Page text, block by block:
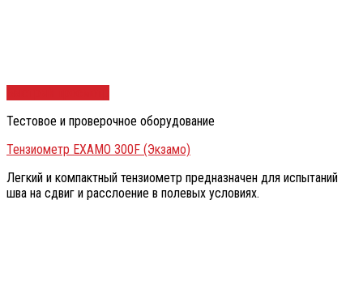
Тестовое и проверочное оборудование
Тензиометр EXAMO 300F (Экзамо)
Легкий и компактный тензиометр предназначен для испытаний
шва на сдвиг и расслоение в полевых условиях.